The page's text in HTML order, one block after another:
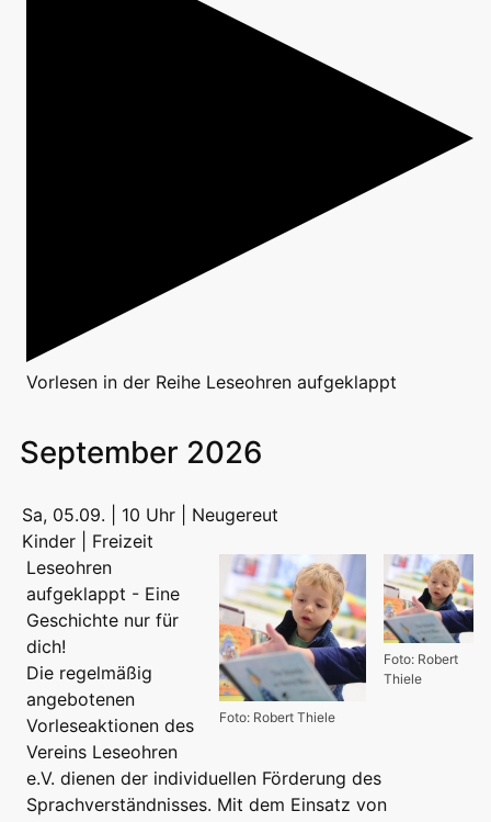
Vorlesen in der Reihe Leseohren aufgeklappt
September 2026
Sa, 05.09. | 10 Uhr | Neugereut
Kinder | Freizeit
Foto: Robert
Thiele
Foto: Robert Thiele
Leseohren
aufgeklappt - Eine
Geschichte nur für
dich!
Die regelmäßig
angebotenen
Vorleseaktionen des
Vereins Leseohren
e.V. dienen der individuellen Förderung des
Sprachverständnisses. Mit dem Einsatz von